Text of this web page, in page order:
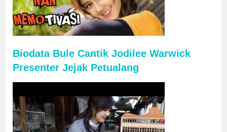
Biodata Bule Cantik Jodilee Warwick
Presenter Jejak Petualang